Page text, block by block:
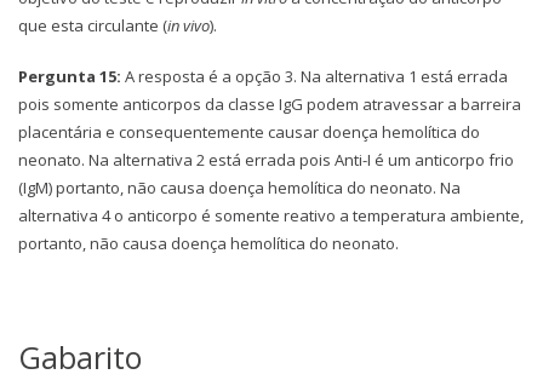
que esta circulante (in vivo).
Pergunta 15: A resposta é a opção 3. Na alternativa 1 está errada
pois somente anticorpos da classe IgG podem atravessar a barreira
placentária e consequentemente causar doença hemolítica do
neonato. Na alternativa 2 está errada pois Anti-I é um anticorpo frio
(IgM) portanto, não causa doença hemolítica do neonato. Na
alternativa 4 o anticorpo é somente reativo a temperatura ambiente,
portanto, não causa doença hemolítica do neonato.
Gabarito